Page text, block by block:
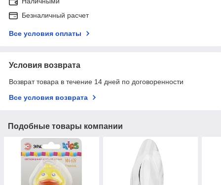
Безналичный расчет
Все условия оплаты
Условия возврата
Возврат товара в течение 14 дней по договоренности
Все условия возврата
Подобные товары компании